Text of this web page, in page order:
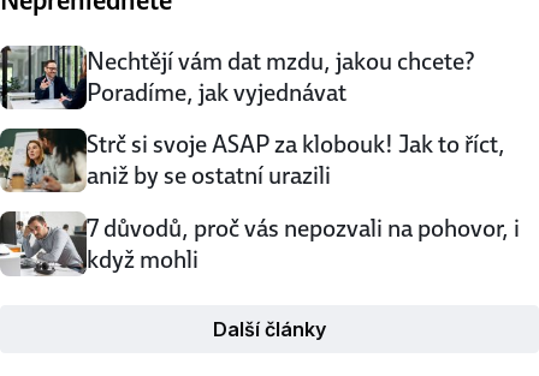
Nechtějí vám dat mzdu, jakou chcete?
Poradíme, jak vyjednávat
Strč si svoje ASAP za klobouk! Jak to říct,
aniž by se ostatní urazili
7 důvodů, proč vás nepozvali na pohovor, i
když mohli
Další články